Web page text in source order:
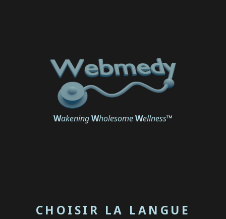
WakeningWholesomeWellness™
CHOISIR LA LANGUE